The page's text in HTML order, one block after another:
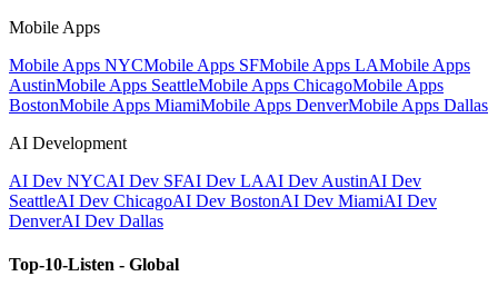
Mobile Apps
Mobile Apps NYCMobile Apps SFMobile Apps LAMobile Apps
AustinMobile Apps SeattleMobile Apps ChicagoMobile Apps
BostonMobile Apps MiamiMobile Apps DenverMobile Apps Dallas
AI Development
AI Dev NYCAI Dev SFAI Dev LAAI Dev AustinAI Dev
SeattleAI Dev ChicagoAI Dev BostonAI Dev MiamiAI Dev
DenverAI Dev Dallas
Top-10-Listen - Global